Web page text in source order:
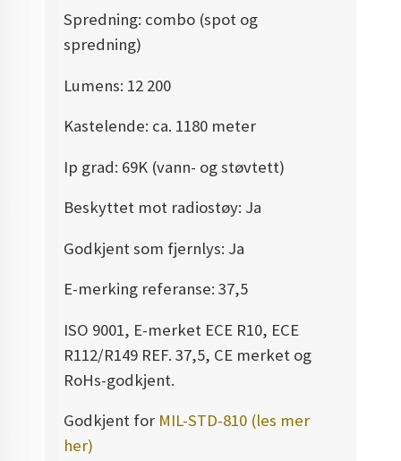
Spredning: combo (spot og
spredning)
Lumens: 12 200
Kastelende: ca. 1180 meter
Ip grad: 69K (vann- og støvtett)
Beskyttet mot radiostøy: Ja
Godkjent som fjernlys: Ja
E-merking referanse: 37,5
ISO 9001, E-merket ECE R10, ECE
R112/R149 REF. 37,5, CE merket og
RoHs-godkjent.
Godkjent for MIL-STD-810 (les mer
her)